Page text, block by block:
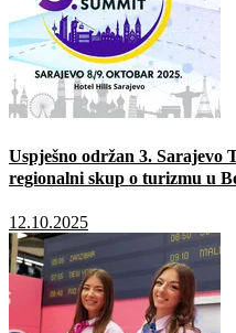
Uspješno održan 3. Sarajevo
regionalni skup o turizmu u
12.10.2025